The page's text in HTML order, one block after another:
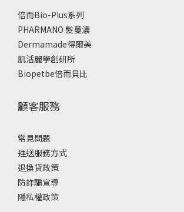
倍而Bio-Plus系列
PHARMANO 髮蔓濃
Dermamade得爾美
肌活麗學創研所
Biopetbe倍而貝比
顧客服務
常見問題
運送服務方式
退換貨政策
防詐騙宣導
隱私權政策